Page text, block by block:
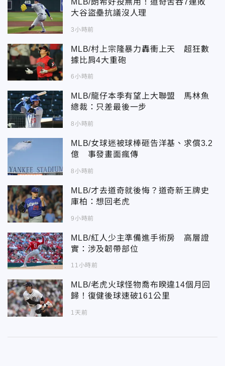
大谷盜壘抗議沒人理
3小時前
MLB/村上宗隆暴力轟衝上天 超狂數
據比肩4大重砲
6小時前
MLB/龍仔本季有望上大聯盟 馬林魚
總裁：只差最後一步
8小時前
MLB/女球迷被球棒砸告洋基、求償3.2
億 事發畫面瘋傳
8小時前
MLB/才去道奇就後悔？道奇新王牌史
庫柏：想回老虎
9小時前
MLB/紅人少主準備進手術房 高層證
實：涉及韌帶部位
11小時前
MLB/老虎火球怪物喬布睽違14個月回
歸！復健後球速破161公里
1天前